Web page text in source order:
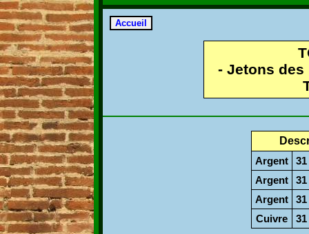
- Jetons des
Argent
Argent
Argent
Cuivre